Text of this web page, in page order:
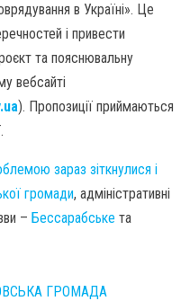
в Україні». Це
і привести
та пояснювальну
вебсайті
). Пропозиції приймаються
зараз зіткнулися і
громади, адміністративні
– Бессарабське та
ГРОМАДА